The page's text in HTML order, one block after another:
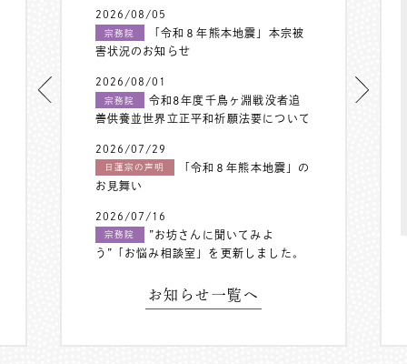
2026/08/05
宗務院
「令和８年熊本地震」本宗被
害状況のお知らせ
2026/08/01
宗務院
令和8年度千鳥ヶ淵戦没者追
善供養並世界立正平和祈願法要について
2026/07/29
日蓮宗の声明
「令和８年熊本地震」の
お見舞い
2026/07/16
宗務院
”お坊さんに聞いてみよ
う”「お悩み相談室」を更新しました。
お知らせ一覧へ